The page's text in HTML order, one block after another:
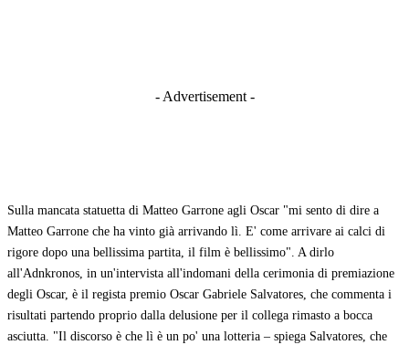
- Advertisement -
Sulla mancata statuetta di Matteo Garrone agli Oscar "mi sento di dire a
Matteo Garrone che ha vinto già arrivando lì. E' come arrivare ai calci di
rigore dopo una bellissima partita, il film è bellissimo". A dirlo
all'Adnkronos, in un'intervista all'indomani della cerimonia di premiazione
degli Oscar, è il regista premio Oscar Gabriele Salvatores, che commenta i
risultati partendo proprio dalla delusione per il collega rimasto a bocca
asciutta. "Il discorso è che lì è un po' una lotteria – spiega Salvatores, che